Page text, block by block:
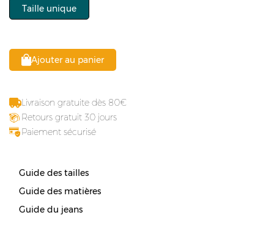
Taille unique
Ajouter au panier
Livraison gratuite dès 80
Retours gratuit 30 jours
Paiement sécurisé
Guide des tailles
Guide des matières
Guide du jeans